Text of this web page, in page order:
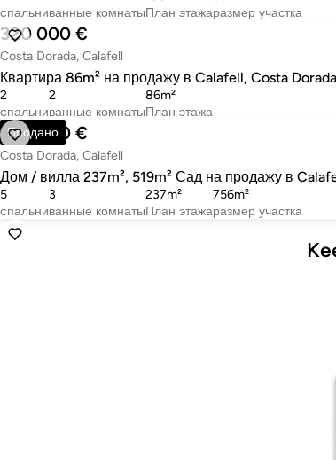
cпальниванные комнатыПлан этажаразмер участка
320 000 €
Costa Dorada, Calafell
Квартира 86m² на продажу в Calafell, Costa Dorada
cпальни
2
ванные комнаты
2
План этажа
86m²
Продано
695 000 €
Costa Dorada, Calafell
Дом / вилла 237m², 519m² Сад на продажу в
cпальни
5
ванные комнаты
3
План этажа
237m²
размер участка
756m²